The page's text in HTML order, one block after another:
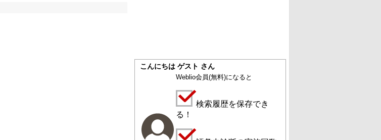
こんにちは ゲスト さん
Weblio会員(無料)になると
検索履歴を保存でき
る！